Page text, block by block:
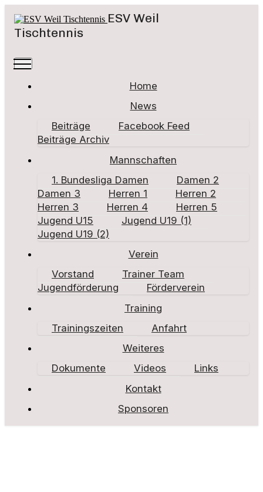
ESV Weil
Tischtennis
Home
News
Beiträge
Facebook Feed
Beiträge Archiv
Mannschaften
1. Bundesliga Damen
Damen 2
Damen 3
Herren 1
Herren 2
Herren 3
Herren 4
Herren 5
Jugend U15
Jugend U19 (1)
Jugend U19 (2)
Verein
Vorstand
Trainer Team
Jugendförderung
Förderverein
Training
Trainingszeiten
Anfahrt
Weiteres
Dokumente
Videos
Links
Kontakt
Sponsoren